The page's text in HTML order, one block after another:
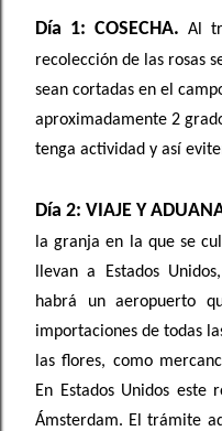
Día 1: COSECHA. Al
recolección de las rosas
sean cortadas en el
aproximadamente 2
tenga actividad y así
Día 2: VIAJE Y
la granja en la que se
llevan a Estados
habrá un aeropuerto
importaciones de todas
las flores, como
En Estados Unidos
Ámsterdam. El trámite